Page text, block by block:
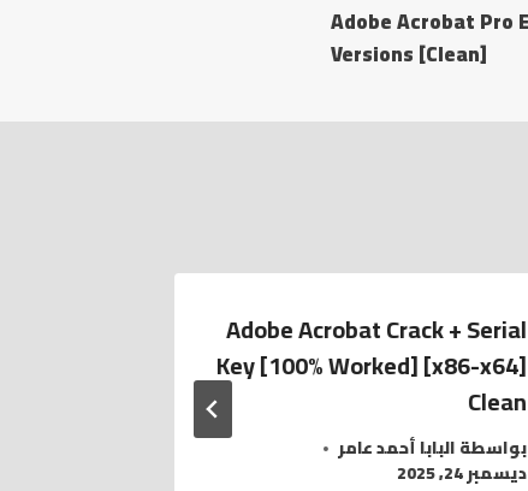
Adobe Acrobat Pro
Versions [Clean]
Adobe Acrobat Crack + Serial
Key [100% Worked] [x86-x64]
Clean
بواسطةالبابا أحمد عامر
ديسمبر 24, 2025